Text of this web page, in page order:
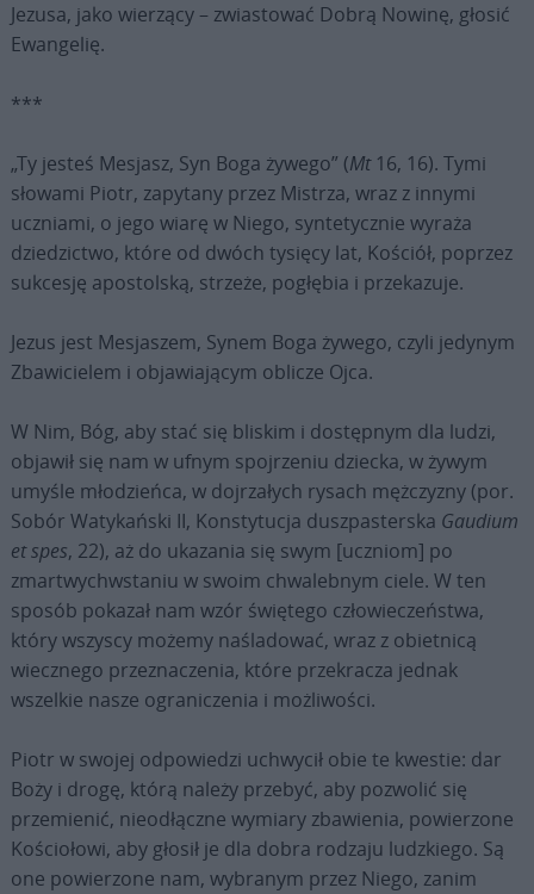
Jezusa, jako wierzący – zwiastować Dobrą Nowinę, głosić
Ewangelię.
***
„Ty jesteś Mesjasz, Syn Boga żywego” (Mt16, 16). Tymi
słowami Piotr, zapytany przez Mistrza, wraz z innymi
uczniami, o jego wiarę w Niego, syntetycznie wyraża
dziedzictwo, które od dwóch tysięcy lat, Kościół, poprzez
sukcesję apostolską, strzeże, pogłębia i przekazuje.
Jezus jest Mesjaszem, Synem Boga żywego, czyli jedynym
Zbawicielem i objawiającym oblicze Ojca.
W Nim, Bóg, aby stać się bliskim i dostępnym dla ludzi,
objawił się nam w ufnym spojrzeniu dziecka, w żywym
umyśle młodzieńca, w dojrzałych rysach mężczyzny (por.
Sobór Watykański II, Konstytucja duszpasterska Gaudium
et spes, 22), aż do ukazania się swym [uczniom] po
zmartwychwstaniu w swoim chwalebnym ciele. W ten
sposób pokazał nam wzór świętego człowieczeństwa,
który wszyscy możemy naśladować, wraz z obietnicą
wiecznego przeznaczenia, które przekracza jednak
wszelkie nasze ograniczenia i możliwości.
Piotr w swojej odpowiedzi uchwycił obie te kwestie: dar
Boży i drogę, którą należy przebyć, aby pozwolić się
przemienić, nieodłączne wymiary zbawienia, powierzone
Kościołowi, aby głosił je dla dobra rodzaju ludzkiego. Są
one powierzone nam, wybranym przez Niego, zanim